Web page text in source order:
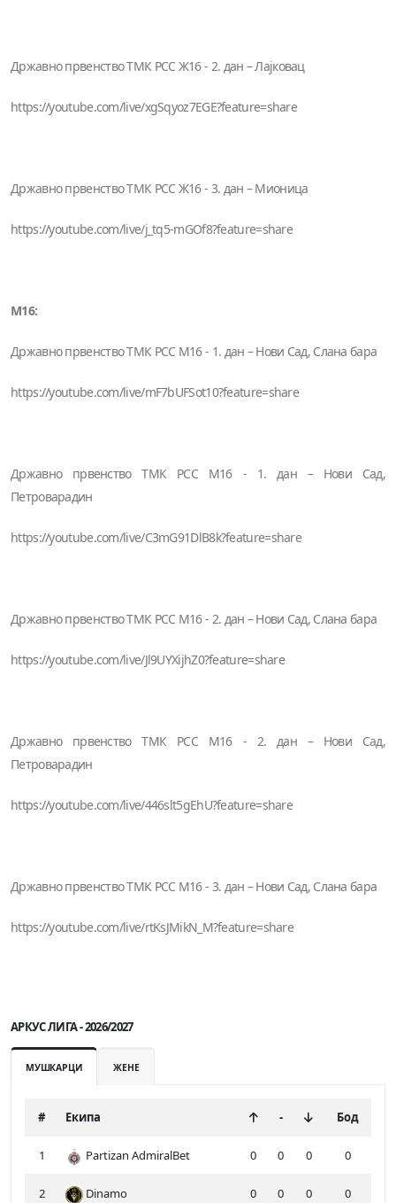
Државно првенство ТМК РСС Ж16 - 2. дан – Лајковац
https://youtube.com/live/xgSqyoz7EGE?feature=share
Државно првенство ТМК РСС Ж16 - 3. дан – Мионица
https://youtube.com/live/j_tq5-mGOf8?feature=share
М16:
Државно првенство ТМК РСС М16 - 1. дан – Нови Сад, Слана бара
https://youtube.com/live/mF7bUFSot10?feature=share
Државно првенство ТМК РСС М16 - 1. дан – Нови Сад,
Петроварадин
https://youtube.com/live/C3mG91DlB8k?feature=share
Државно првенство ТМК РСС М16 - 2. дан – Нови Сад, Слана бара
https://youtube.com/live/Jl9UYXijhZ0?feature=share
Државно првенство ТМК РСС М16 - 2. дан – Нови Сад,
Петроварадин
https://youtube.com/live/446slt5gEhU?feature=share
Државно првенство ТМК РСС М16 - 3. дан – Нови Сад, Слана бара
https://youtube.com/live/rtKsJMikN_M?feature=share
АРКУС ЛИГА - 2026/2027
МУШКАРЦИ ЖЕНЕ
# Екипа - Бод
1 Partizan AdmiralBet 0 0 0 0
2 Dinamo 0 0 0 0